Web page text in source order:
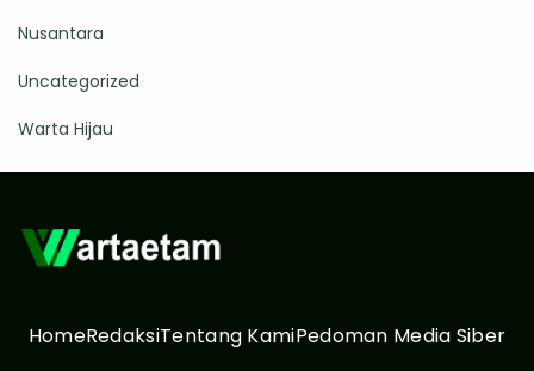
Nusantara
Uncategorized
Warta Hijau
HomeRedaksiTentang KamiPedoman Media Siber